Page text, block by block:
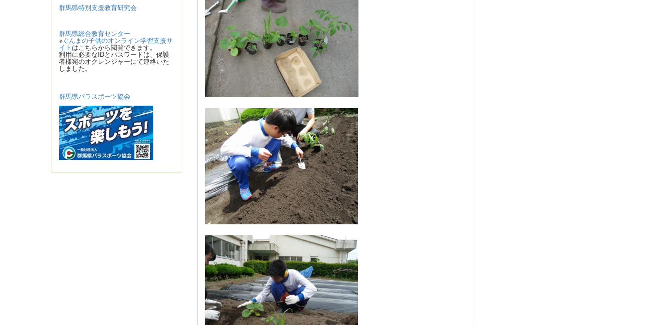
群馬県特別支援教育研究会
群馬県総合教育センター
※ぐんまの子供のオンライン学習支援サ
イト はこちらから閲覧できます。
利用に必要なIDとパスワードは、保護
者様宛のオクレンジャーにて連絡いた
しました。
群馬県パラスポーツ協会